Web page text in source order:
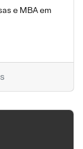
e MBA em